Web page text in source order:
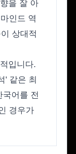
을 잘 아
인드 역
상대적
입니다.
' 같은 최
어를 전
경우가